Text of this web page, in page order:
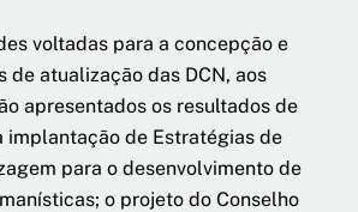
voltadas para a concepção e
de atualização das DCN, aos
apresentados os resultados de
implantação de Estratégias de
para o desenvolvimento de
o projeto do Conselho